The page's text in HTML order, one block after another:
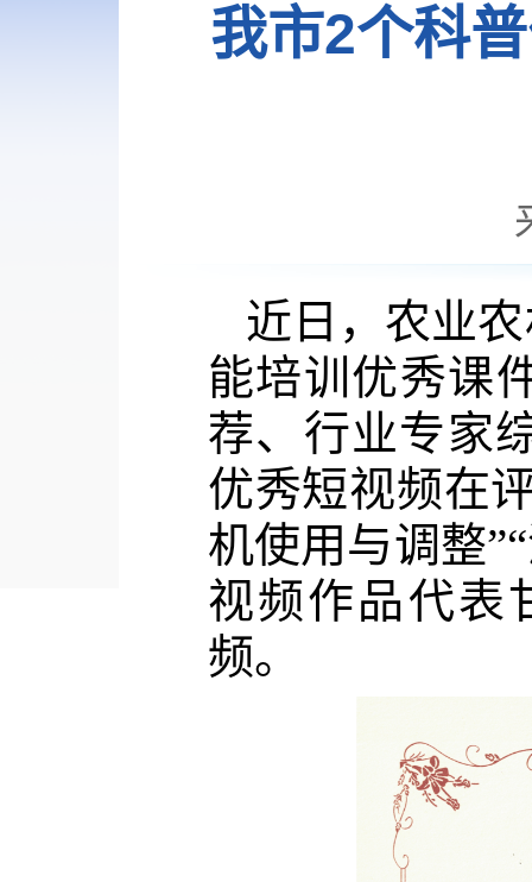
我市2个科
近日， 农业
能培训优秀课
荐、行业专家
优秀短视频在
机使用与调整
视频作品代表
频。